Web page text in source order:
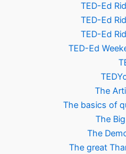
TED-Ed
TED-Ed
TED-Ed
TED-Ed
The
The basics of
The
The
The great